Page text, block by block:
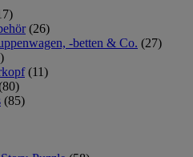
(26)
-betten & Co. (27)
(11)
(85)